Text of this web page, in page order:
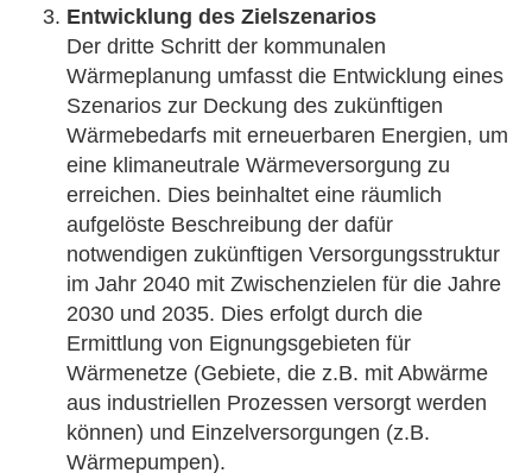
Entwicklung des Zielszenarios
Der dritte Schritt der kommunalen
Wärmeplanung umfasst die Entwicklung eines
Szenarios zur Deckung des zukünftigen
Wärmebedarfs mit erneuerbaren Energien, um
eine klimaneutrale Wärmeversorgung zu
erreichen. Dies beinhaltet eine räumlich
aufgelöste Beschreibung der dafür
notwendigen zukünftigen Versorgungsstruktur
im Jahr 2040 mit Zwischenzielen für die Jahre
2030 und 2035. Dies erfolgt durch die
Ermittlung von Eignungsgebieten für
Wärmenetze (Gebiete, die z.B. mit Abwärme
aus industriellen Prozessen versorgt werden
können) und Einzelversorgungen (z.B.
Wärmepumpen).